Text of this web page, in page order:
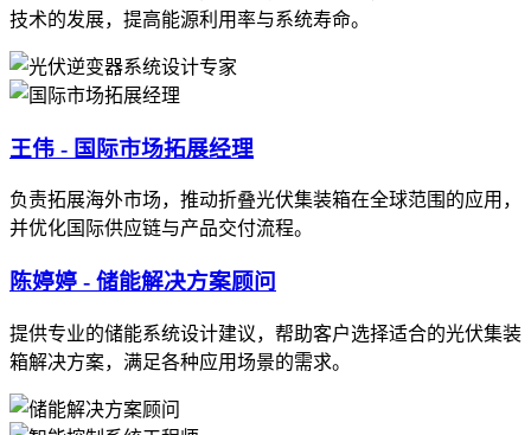
技术的发展，提高能源利用率与系统寿命。
王伟 - 国际市场拓展经理
负责拓展海外市场，推动折叠光伏集装箱在全球范围的应用，
并优化国际供应链与产品交付流程。
陈婷婷 - 储能解决方案顾问
提供专业的储能系统设计建议，帮助客户选择适合的光伏集装
箱解决方案，满足各种应用场景的需求。